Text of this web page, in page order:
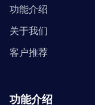
功能介绍
关于我们
客户推荐
功能介绍